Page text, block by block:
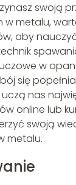
swoją
w metalu,
aby
w
się
nas
online lub
swoją
metalu.